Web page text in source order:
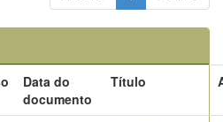
Data do
documento
Título